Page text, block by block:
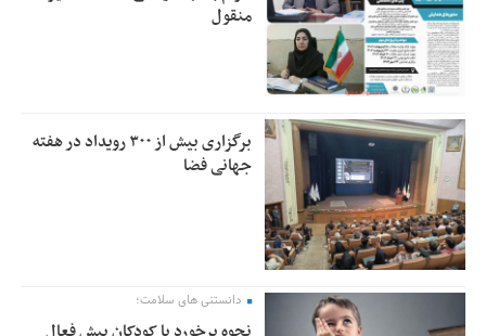
منقول
برگزاری بیش از ۳۰۰ رویداد در هفته
جهانی فضا
دانستنی های سلامت؛